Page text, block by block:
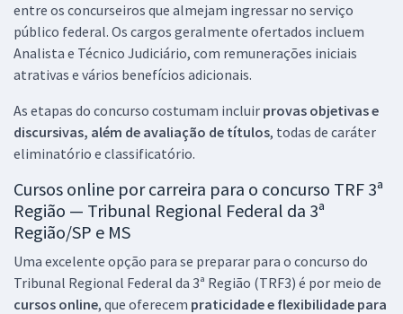
entre os concurseiros que almejam ingressar no serviço
público federal. Os cargos geralmente ofertados incluem
Analista e Técnico Judiciário, com remunerações iniciais
atrativas e vários benefícios adicionais.
As etapas do concurso costumam incluir provas objetivas e
discursivas, além de avaliação de títulos, todas de caráter
eliminatório e classificatório.
Cursos online por carreira para o concurso TRF 3ª
Região — Tribunal Regional Federal da 3ª
Região/SP e MS
Uma excelente opção para se preparar para o concurso do
Tribunal Regional Federal da 3ª Região (TRF3) é por meio de
cursos online, que oferecem praticidade e flexibilidade para